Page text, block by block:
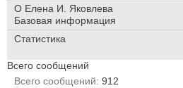
О Елена И. Яковлева
Базовая информация
Статистика
Всего сообщений
Всего сообщений 912